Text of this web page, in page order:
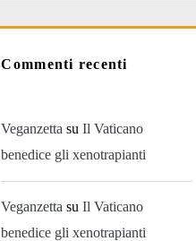
Commenti recenti
Veganzetta suIl Vaticano
benedice gli xenotrapianti
Veganzetta suIl Vaticano
benedice gli xenotrapianti